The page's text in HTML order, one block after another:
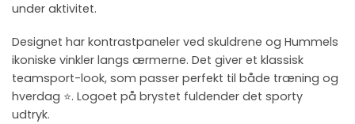
under aktivitet.
Designet har kontrastpaneler ved skuldrene og Hummels
ikoniske vinkler langs ærmerne. Det giver et klassisk
teamsport-look, som passer perfekt til både træning og
hverdag ⭐. Logoet på brystet fuldender det sporty
udtryk.